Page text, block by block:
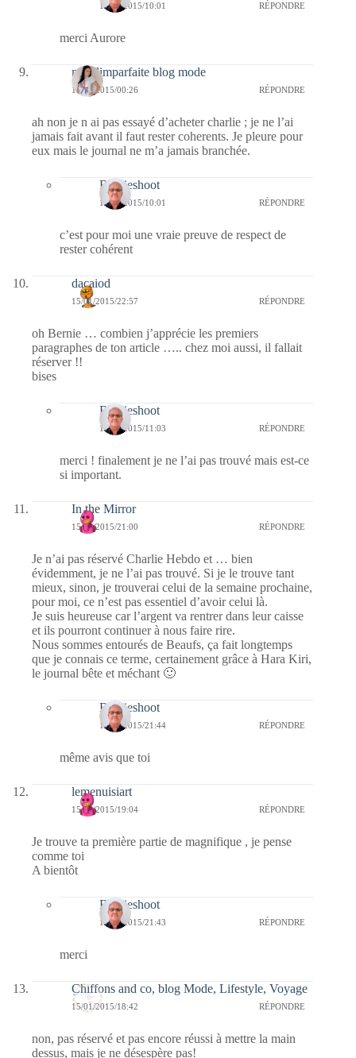
17/01/2015/10:01 RÉPONDRE
merci Aurore
melolimparfaite blog mode
16/01/2015/00:26 RÉPONDRE
ah non je n ai pas essayé d’acheter charlie ; je ne l’ai
jamais fait avant il faut rester coherents. Je pleure pour
eux mais le journal ne m’a jamais branchée.
Bernieshoot
17/01/2015/10:01 RÉPONDRE
c’est pour moi une vraie preuve de respect de
rester cohérent
dacaiod
15/01/2015/22:57 RÉPONDRE
oh Bernie … combien j’apprécie les premiers
paragraphes de ton article ….. chez moi aussi, il fallait
réserver !!
bises
Bernieshoot
17/01/2015/11:03 RÉPONDRE
merci ! finalement je ne l’ai pas trouvé mais est-ce
si important.
In the Mirror
15/01/2015/21:00 RÉPONDRE
Je n’ai pas réservé Charlie Hebdo et … bien
évidemment, je ne l’ai pas trouvé. Si je le trouve tant
mieux, sinon, je trouverai celui de la semaine prochaine,
pour moi, ce n’est pas essentiel d’avoir celui là.
Je suis heureuse car l’argent va rentrer dans leur caisse
et ils pourront continuer à nous faire rire.
Nous sommes entourés de Beaufs, ça fait longtemps
que je connais ce terme, certainement grâce à Hara Kiri,
le journal bête et méchant 🙂
Bernieshoot
15/01/2015/21:44 RÉPONDRE
même avis que toi
lemenuisiart
15/01/2015/19:04 RÉPONDRE
Je trouve ta première partie de magnifique , je pense
comme toi
A bientôt
Bernieshoot
15/01/2015/21:43 RÉPONDRE
merci
Chiffons and co, blog Mode, Lifestyle, Voyage
15/01/2015/18:42 RÉPONDRE
non, pas réservé et pas encore réussi à mettre la main
dessus, mais je ne désespère pas!